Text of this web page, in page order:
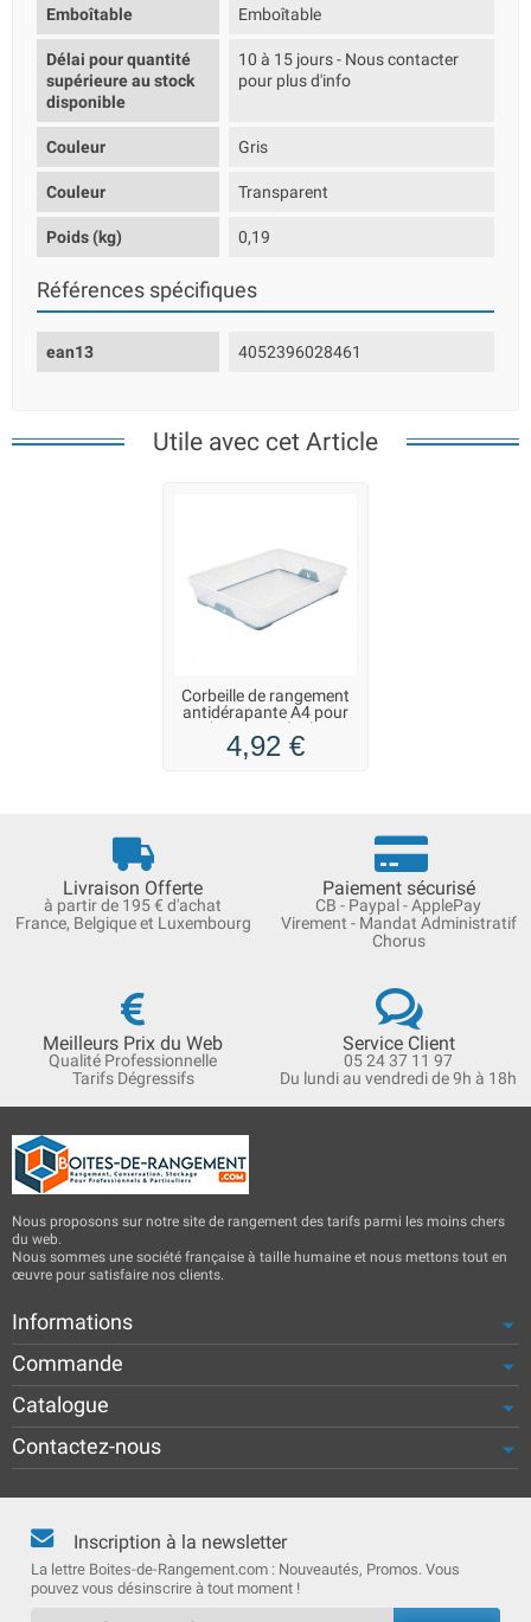
Emboîtable Emboîtable
Délai pour quantité
supérieure au stock
disponible
10 à 15 jours - Nous contacter
pour plus d'info
Couleur Gris
Couleur Transparent
Poids (kg) 0,19
Références spécifiques
ean13 4052396028461
Utile avec cet Article
Corbeille de rangement
antidérapante A4 pour
bureau et école
4,92 €
Livraison Offerte
à partir de 195 € d'achat
France, Belgique et Luxembourg
Paiement sécurisé
CB - Paypal - ApplePay
Virement - Mandat Administratif
Chorus
Meilleurs Prix du Web
Qualité Professionnelle
Tarifs Dégressifs
Service Client
05 24 37 11 97
Du lundi au vendredi de 9h à 18h
Nous proposons sur notre site de rangement des tarifs parmi les moins chers
du web.
Nous sommes une société française à taille humaine et nous mettons tout en
œuvre pour satisfaire nos clients.
Informations
Commande
Catalogue
Contactez-nous
Inscription à la newsletter
La lettre Boites-de-Rangement.com : Nouveautés, Promos. Vous
pouvez vous désinscrire à tout moment !